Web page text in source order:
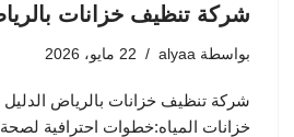
شركة تنظيف خزانات
بواسطة alyaa 22 مايو، 2026
شركة تنظيف خزانات بالرياض
خزانات المياه:خطوات احترافية